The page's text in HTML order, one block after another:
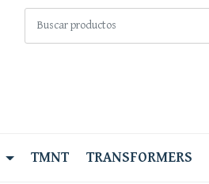
TMNT TRANSFORMERS